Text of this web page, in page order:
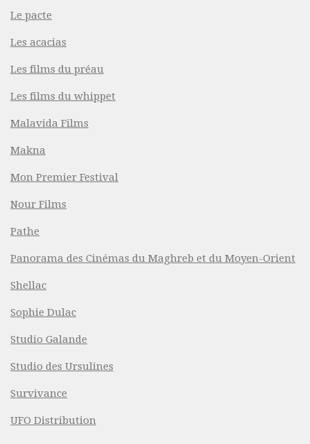
Le pacte
Les acacias
Les films du préau
Les films du whippet
Malavida Films
Makna
Mon Premier Festival
Nour Films
Pathe
Panorama des Cinémas du Maghreb et du Moyen-Orient
Shellac
Sophie Dulac
Studio Galande
Studio des Ursulines
Survivance
UFO Distribution